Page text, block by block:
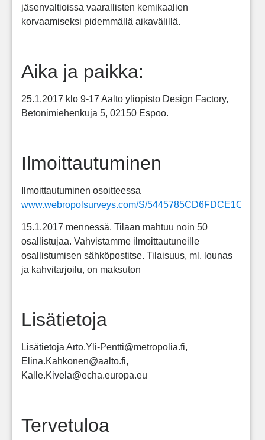
jäsenvaltioissa vaarallisten kemikaalien
korvaamiseksi pidemmällä aikavälillä.
Aika ja paikka:
25.1.2017 klo 9-17 Aalto yliopisto Design Factory,
Betonimiehenkuja 5, 02150 Espoo.
Ilmoittautuminen
Ilmoittautuminen osoitteessa
www.webropolsurveys.com/S/5445785CD6FDCE1C.par
15.1.2017 mennessä. Tilaan mahtuu noin 50
osallistujaa. Vahvistamme ilmoittautuneille
osallistumisen sähköpostitse. Tilaisuus, ml. lounas
ja kahvitarjoilu, on maksuton
Lisätietoja
Lisätietoja Arto.Yli-Pentti@metropolia.fi,
Elina.Kahkonen@aalto.fi,
Kalle.Kivela@echa.europa.eu
Tervetuloa